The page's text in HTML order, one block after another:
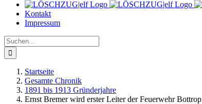
Kontakt
Impressum
Suche
nach:
Startseite
Gesamte Chronik
1891 bis 1913 Gründerjahre
Ernst Bremer wird erster Leiter der Feuerwehr Bottrop